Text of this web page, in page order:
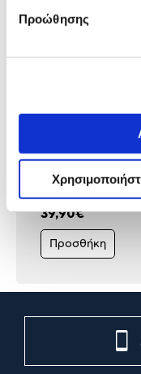
Προώθησης
Black
39,90€
Προσθήκη